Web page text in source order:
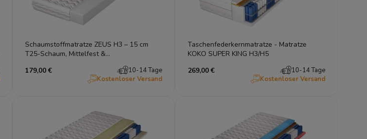
Schaumstoffmatratze ZEUS H3 – 15 cm
T25-Schaum, Mittelfest &
179,00 €
10-14 Tage
Kostenloser Versand
Taschenfederkernmatratze - Matratze
KOKO SUPER KING H3/H5
269,00 €
10-14 Tage
Kostenloser Versand